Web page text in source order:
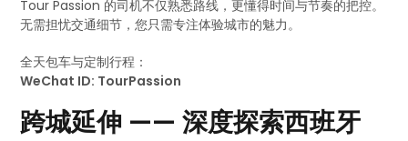
Tour Passion 的司机不仅熟悉路线，更懂得时间与节奏的把控。
无需担忧交通细节，您只需专注体验城市的魅力。
全天包车与定制行程：
WeChat ID: TourPassion
跨城延伸 —— 深度探索西班牙